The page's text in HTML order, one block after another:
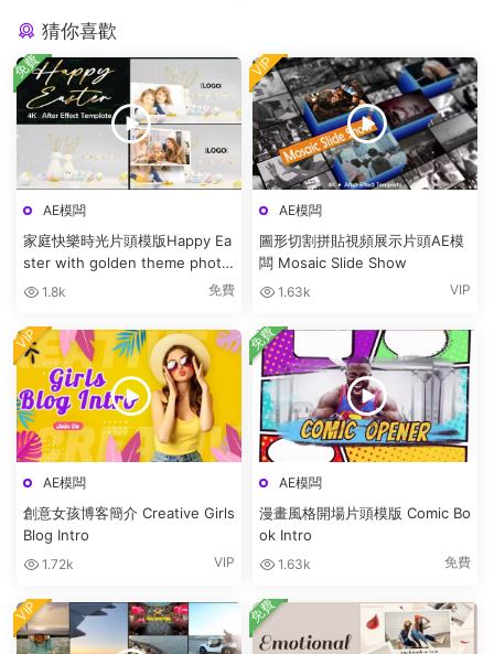
猜你喜歡
AE模闆
家庭快樂時光片頭模版Happy Ea
ster with golden theme photo
bunny
1.8k 免費
免費
AE模闆
圖形切割拼貼視頻展示片頭AE模
闆 Mosaic Slide Show
1.63k VIP
VIP
AE模闆
創意女孩博客簡介 Creative Girls
Blog Intro
1.72k VIP
VIP
AE模闆
漫畫風格開場片頭模版 Comic Bo
ok Intro
1.63k 免費
免費
VIP 免費